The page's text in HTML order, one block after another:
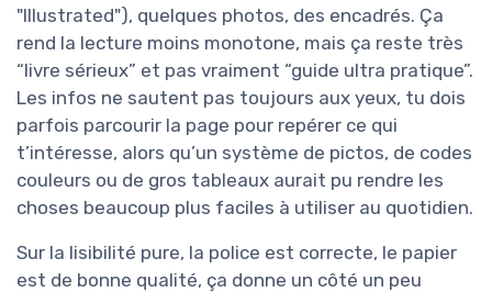
"Illustrated"), quelques photos, des encadrés. Ça
rend la lecture moins monotone, mais ça reste très
“livre sérieux” et pas vraiment “guide ultra pratique”.
Les infos ne sautent pas toujours aux yeux, tu dois
parfois parcourir la page pour repérer ce qui
t’intéresse, alors qu’un système de pictos, de codes
couleurs ou de gros tableaux aurait pu rendre les
choses beaucoup plus faciles à utiliser au quotidien.
Sur la lisibilité pure, la police est correcte, le papier
est de bonne qualité, ça donne un côté un peu